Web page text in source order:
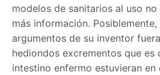
modelos de sanitarios al uso
más información.
argumentos de su inventor
hediondos excrementos que es
intestino enfermo estuvieran